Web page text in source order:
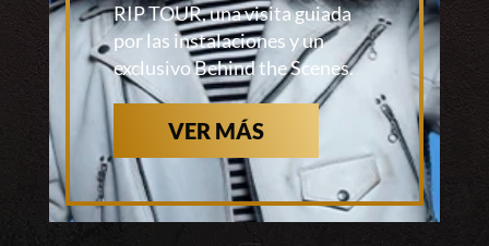
RIP TOUR, una visita guiada
por las instalaciones y un
exclusivo Behind the Scenes.
VER MÁS